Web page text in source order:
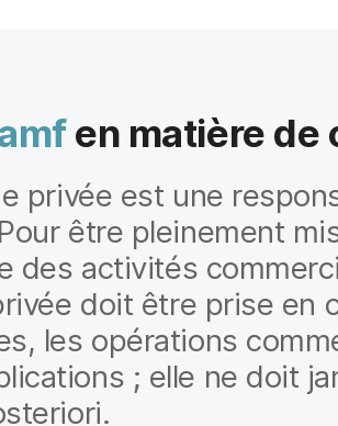
en matière de
privée est une
être pleinement
des activités
doit être prise en
les opérations
; elle ne doit